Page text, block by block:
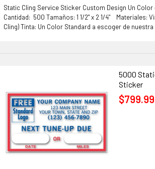
Static Cling Service Sticker Custom Design Un
Cantidad: 500 Tamaños: 1 1/2" x 2 1/4" Materiales:
Cling) Tinta: Un Color Standard a escoger de nuestra
5000
Sticker
$799.99